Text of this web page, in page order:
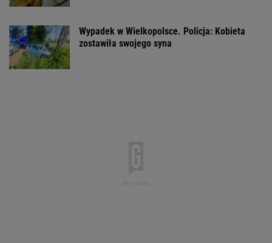
Wypadek w Wielkopolsce. Policja: Kobieta
zostawiła swojego syna